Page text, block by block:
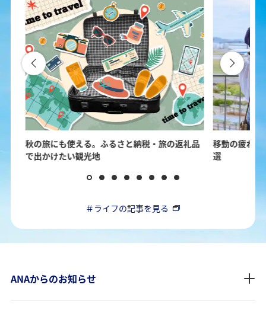
秋の旅にも使える。ふるさと納税・旅の返礼品
で出かけたい観光地
移動の疲れを
選
＃ライフの記事を見る
ANAからのお知らせ